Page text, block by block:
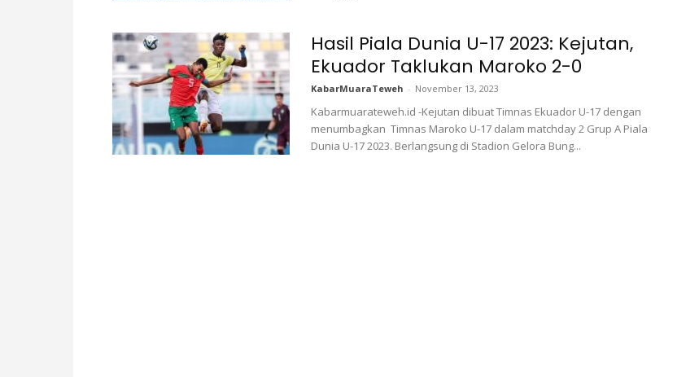
Hasil Piala Dunia U-17 2023: Kejutan,
Ekuador Taklukan Maroko 2-0
KabarMuaraTeweh - November 13, 2023
Kabarmuarateweh.id -Kejutan dibuat Timnas Ekuador U-17 dengan
menumbagkan Timnas Maroko U-17 dalam matchday 2 Grup A Piala
Dunia U-17 2023. Berlangsung di Stadion Gelora Bung...